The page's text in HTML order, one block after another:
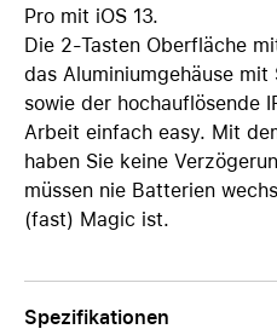
Pro mit iOS 13.
Die 2-Tasten Oberfläche
das Aluminiumgehäuse mit
sowie der hochauflösende
Arbeit einfach easy. Mit
haben Sie keine
müssen nie Batterien
(fast) Magic ist.
Spezifikationen